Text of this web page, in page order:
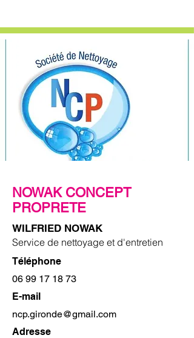
NOWAK CONCEPT
PROPRETE
WILFRIED NOWAK
Service de nettoyage et d'entretien
Téléphone
06 99 17 18 73
E-mail
ncp.gironde@gmail.com
Adresse